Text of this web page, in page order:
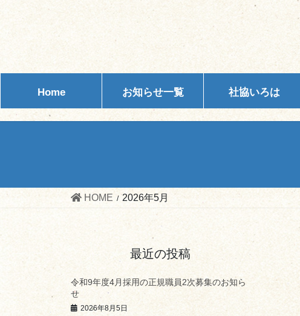
ツ
ス
キ
シ
ン
に
Home お知らせ一覧 社協いろは
HOME 2026年5月
最近の投稿
令和9年度4月採用の正規職員2次募集のお知ら
せ
2026年8月5日